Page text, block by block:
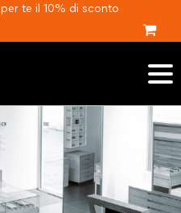
te il 10% di sconto